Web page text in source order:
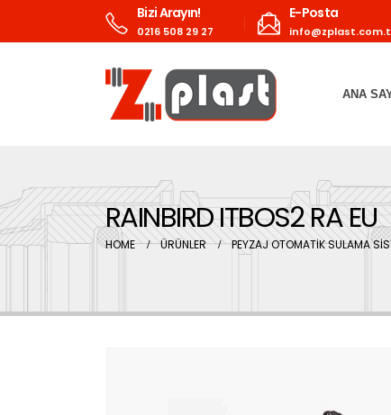
Bizi Arayın!
0216 508 29 27
E-Posta
ANA
RAINBIRD ITBOS2 RA EU
HOME ÜRÜNLER PEYZAJ OTOMATİK SULAMA